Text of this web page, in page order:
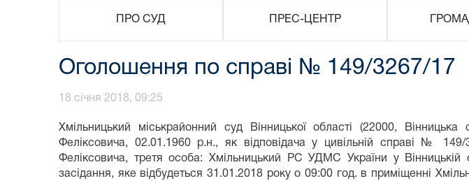
ПРО СУД ПРЕС-ЦЕНТР
Оголошення по справі № 149/3267/17
18 січня 2018, 09:25
Хмільницький міськрайонний суд Вінницької області (22000,
Феліксовича, 02.01.1960 р.н., як відповідача у цивільній справі №
Феліксовича, третя особа: Хмільницький РС УДМС України у
засідання, яке відбудеться 31.01.2018 року о 09:00 год. в приміщенні